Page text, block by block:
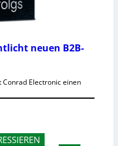
neuen B2B-
Conrad Electronic einen